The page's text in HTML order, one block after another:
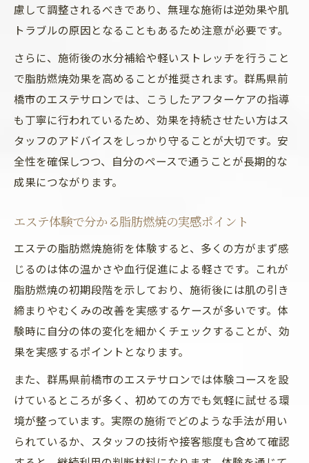
慮して調整されるべきであり、無理な施術は逆効果や肌
トラブルの原因となることもあるため注意が必要です。
さらに、施術後の水分補給や軽いストレッチを行うこと
で脂肪燃焼効果を高めることが推奨されます。群馬県前
橋市のエステサロンでは、こうしたアフターケアの指導
も丁寧に行われているため、効果を持続させたい方はス
タッフのアドバイスをしっかり守ることが大切です。安
全性を確保しつつ、自分のペースで通うことが長期的な
成果につながります。
エステ体験で分かる脂肪燃焼の実感ポイント
エステの脂肪燃焼施術を体験すると、多くの方がまず感
じるのは体の温かさや血行促進による軽さです。これが
脂肪燃焼の初期段階を示しており、施術後には肌の引き
締まりやむくみの改善を実感するケースが多いです。体
験時に自分の体の変化を細かくチェックすることが、効
果を実感するポイントとなります。
また、群馬県前橋市のエステサロンでは体験コースを設
けているところが多く、初めての方でも気軽に試せる環
境が整っています。実際の施術でどのような手法が用い
られているか、スタッフの技術や接客態度も含めて確認